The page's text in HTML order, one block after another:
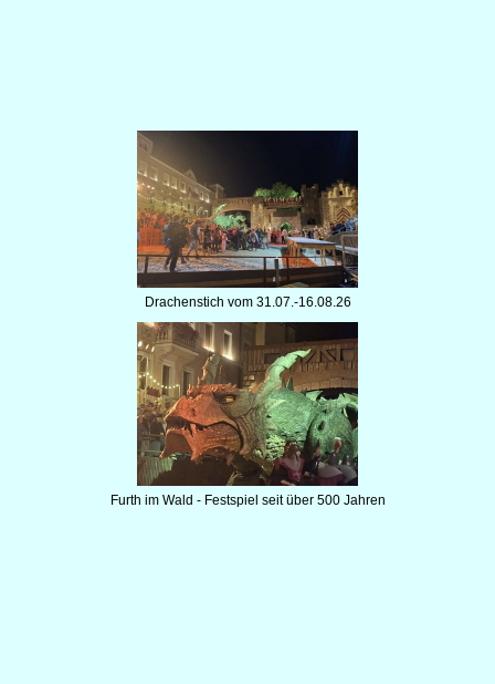
Drachenstich vom 31.07.-16.08.26
Furth im Wald - Festspiel seit über 500 Jahren